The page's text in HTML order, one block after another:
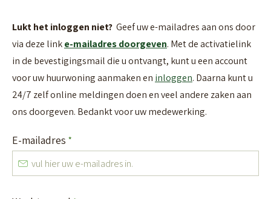
Lukt het inloggen niet? Geef uw e-mailadres aan ons door
via deze linke-mailadres doorgeven. Met de activatielink
in de bevestigingsmail die u ontvangt, kunt u een account
voor uw huurwoning aanmaken en inloggen. Daarna kunt u
24/7 zelf online meldingen doen en veel andere zaken aan
ons doorgeven. Bedankt voor uw medewerking.
E-mailadres *